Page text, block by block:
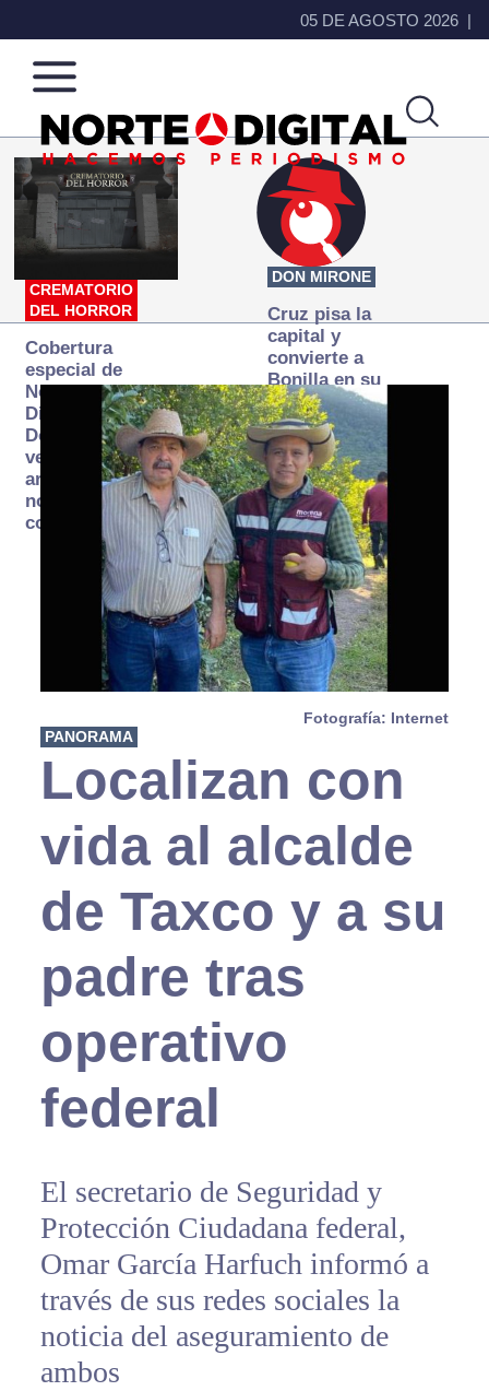
05 DE AGOSTO 2026
Norte
de
Ciudad
Más
que
noticias,
hacemos periodismo
CREMATORIO
DEL HORROR
Cobertura
especial de
Norte
Digital:
Donde la
verdad
arde… pero
no se
consume
DON MIRONE
Cruz pisa la
capital y
convierte a
Bonilla en su
primer blanco
Fotografía: Internet
PANORAMA
Localizan con
vida al alcalde
de Taxco y a su
padre tras
operativo
federal
El secretario de Seguridad y
Protección Ciudadana federal,
Omar García Harfuch informó a
través de sus redes sociales la
noticia del aseguramiento de
ambos